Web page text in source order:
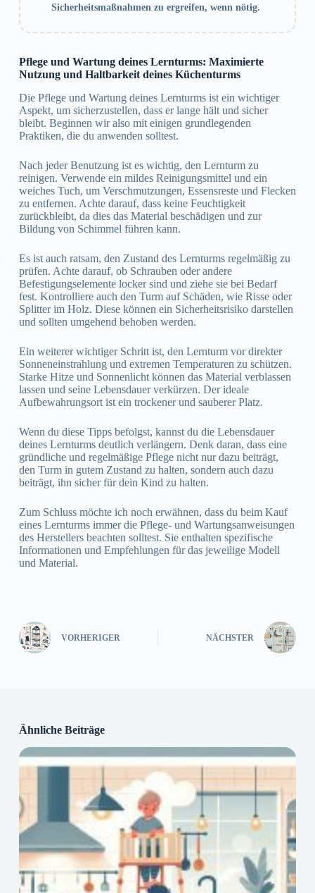
Sicherheitsmaßnahmen zu ergreifen, wenn nötig.
Pflege und Wartung deines Lernturms: Maximierte
Nutzung und Haltbarkeit deines Küchenturms
Die Pflege und Wartung deines Lernturms ist ein wichtiger
Aspekt, um sicherzustellen, dass er lange hält und sicher
bleibt. Beginnen wir also mit einigen grundlegenden
Praktiken, die du anwenden solltest.
Nach jeder Benutzung ist es wichtig, den Lernturm zu
reinigen. Verwende ein mildes Reinigungsmittel und ein
weiches Tuch, um Verschmutzungen, Essensreste und Flecken
zu entfernen. Achte darauf, dass keine Feuchtigkeit
zurückbleibt, da dies das Material beschädigen und zur
Bildung von Schimmel führen kann.
Es ist auch ratsam, den Zustand des Lernturms regelmäßig zu
prüfen. Achte darauf, ob Schrauben oder andere
Befestigungselemente locker sind und ziehe sie bei Bedarf
fest. Kontrolliere auch den Turm auf Schäden, wie Risse oder
Splitter im Holz. Diese können ein Sicherheitsrisiko darstellen
und sollten umgehend behoben werden.
Ein weiterer wichtiger Schritt ist, den Lernturm vor direkter
Sonneneinstrahlung und extremen Temperaturen zu schützen.
Starke Hitze und Sonnenlicht können das Material verblassen
lassen und seine Lebensdauer verkürzen. Der ideale
Aufbewahrungsort ist ein trockener und sauberer Platz.
Wenn du diese Tipps befolgst, kannst du die Lebensdauer
deines Lernturms deutlich verlängern. Denk daran, dass eine
gründliche und regelmäßige Pflege nicht nur dazu beiträgt,
den Turm in gutem Zustand zu halten, sondern auch dazu
beiträgt, ihn sicher für dein Kind zu halten.
Zum Schluss möchte ich noch erwähnen, dass du beim Kauf
eines Lernturms immer die Pflege- und Wartungsanweisungen
des Herstellers beachten solltest. Sie enthalten spezifische
Informationen und Empfehlungen für das jeweilige Modell
und Material.
VORHERIGER NÄCHSTER
Ähnliche Beiträge